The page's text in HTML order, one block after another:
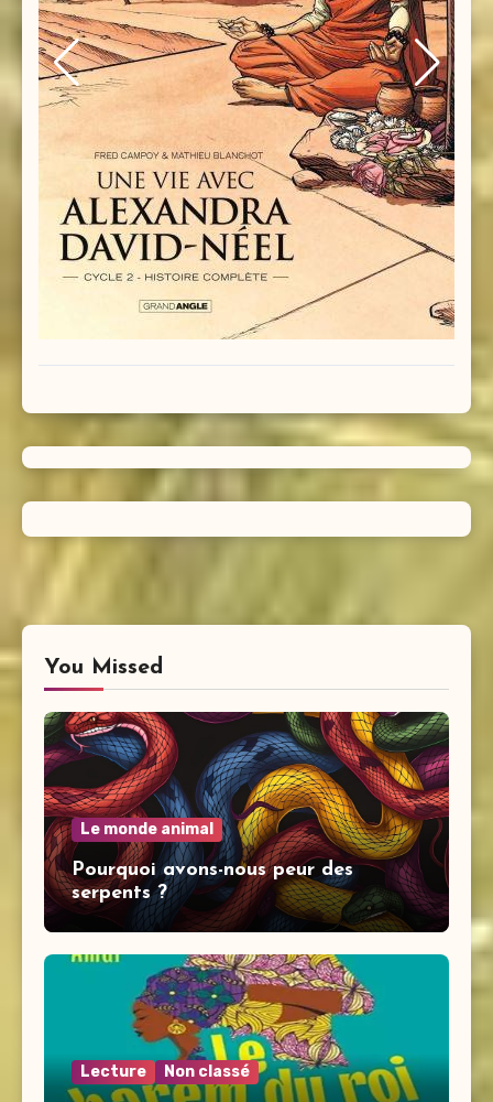
You Missed
Le monde animal
Pourquoi avons-nous peur des
serpents ?
Lecture Non classé